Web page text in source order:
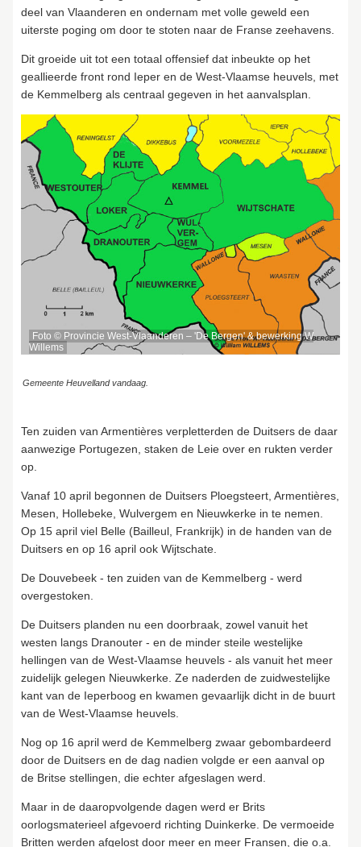
deel van Vlaanderen en ondernam met volle geweld een
uiterste poging om door te stoten naar de Franse zeehavens.
Dit groeide uit tot een totaal offensief dat inbeukte op het
geallieerde front rond Ieper en de West-Vlaamse heuvels, met
de Kemmelberg als centraal gegeven in het aanvalsplan.
Foto © Provincie West-Vlaanderen – 'De Bergen' & bewerking W
Willems
Gemeente Heuvelland vandaag.
Ten zuiden van Armentières verpletterden de Duitsers de daar
aanwezige Portugezen, staken de Leie over en rukten verder
op.
Vanaf 10 april begonnen de Duitsers Ploegsteert, Armentières,
Mesen, Hollebeke, Wulvergem en Nieuwkerke in te nemen.
Op 15 april viel Belle (Bailleul, Frankrijk) in de handen van de
Duitsers en op 16 april ook Wijtschate.
De Douvebeek - ten zuiden van de Kemmelberg - werd
overgestoken.
De Duitsers planden nu een doorbraak, zowel vanuit het
westen langs Dranouter - en de minder steile westelijke
hellingen van de West-Vlaamse heuvels - als vanuit het meer
zuidelijk gelegen Nieuwkerke. Ze naderden de zuidwestelijke
kant van de Ieperboog en kwamen gevaarlijk dicht in de buurt
van de West-Vlaamse heuvels.
Nog op 16 april werd de Kemmelberg zwaar gebombardeerd
door de Duitsers en de dag nadien volgde er een aanval op
de Britse stellingen, die echter afgeslagen werd.
Maar in de daaropvolgende dagen werd er Brits
oorlogsmaterieel afgevoerd richting Duinkerke. De vermoeide
Britten werden afgelost door meer en meer Fransen, die o.a.